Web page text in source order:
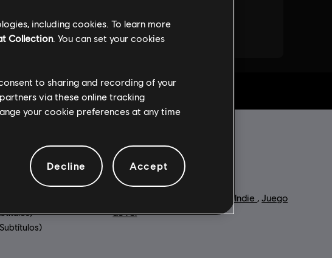
DE PC
Juegos Indie ,Juego
de rol
including cookies. To learn more
Collection. You can set your cookies
to sharing and recording of your
via these online tracking
your cookie preferences at any time
Decline Accept